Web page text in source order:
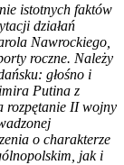
istotnych faktów
działań
Nawrockiego,
roczne. Należy
głośno i
Putina z
rozpętanie II wojny
o charakterze
jak i